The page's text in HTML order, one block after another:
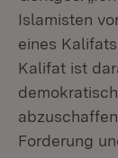
Islamisten
eines
Kalifat ist
Forderung